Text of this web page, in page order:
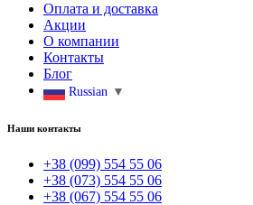
Оплата и доставка
Акции
О компании
Контакты
Блог
Russian ▼
Наши контакты
+38 (099) 554 55 06
+38 (073) 554 55 06
+38 (067) 554 55 06